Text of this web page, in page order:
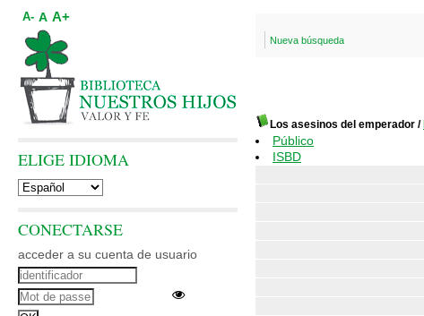
Nueva búsqueda
Los asesinos del emperador /
Público
ISBD
A- A A+
ELIGE IDIOMA
CONECTARSE
acceder a su cuenta de usuario